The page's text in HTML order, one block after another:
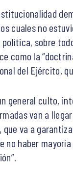
cuales no
política, sobre
como la
del Ejército,
general culto,
van a
va a
haber